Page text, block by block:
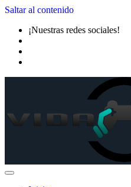
Saltar al contenido
¡Nuestras redes sociales!